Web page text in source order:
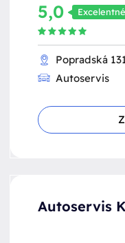
5,0 Excelentné
Popradská
Autoservis
Autoservis